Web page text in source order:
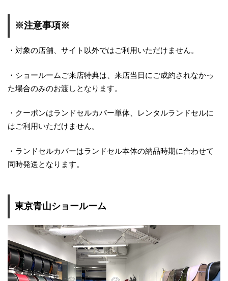
※注意事項※
・対象の店舗、サイト以外ではご利用いただけません。
・ショールームご来店特典は、来店当日にご成約されなかっ
た場合のみのお渡しとなります。
・クーポンはランドセルカバー単体、レンタルランドセルに
はご利用いただけません。
・ランドセルカバーはランドセル本体の納品時期に合わせて
同時発送となります。
東京青山ショールーム